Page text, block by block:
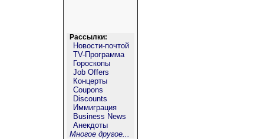
Рассылки:
Новости-почтой
TV-Программа
Гороскопы
Job Offers
Концерты
Coupons
Discounts
Иммиграция
Business News
Анекдоты
Многое другое...